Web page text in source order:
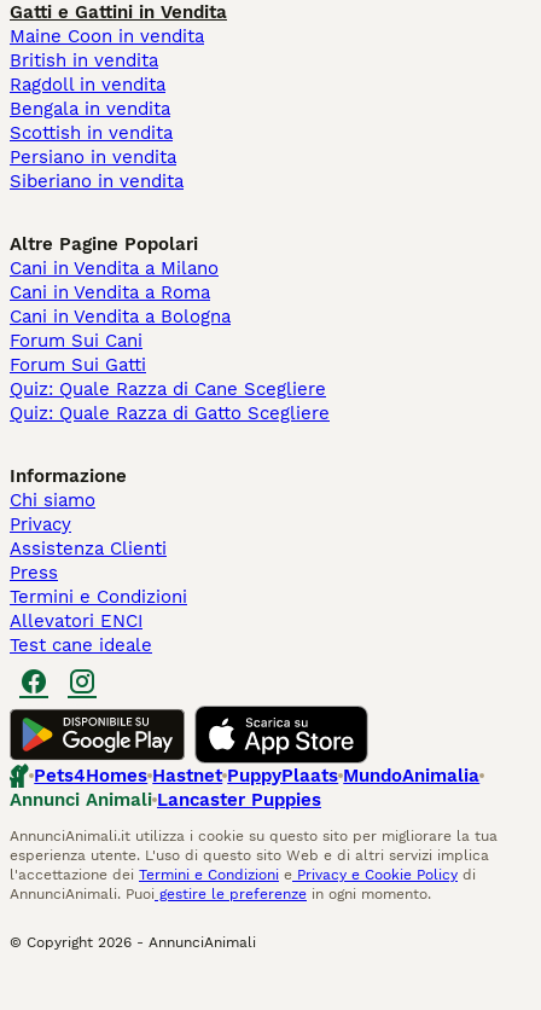
Gatti e Gattini in Vendita
Maine Coon in vendita
British in vendita
Ragdoll in vendita
Bengala in vendita
Scottish in vendita
Persiano in vendita
Siberiano in vendita
Altre Pagine Popolari
Cani in Vendita a Milano
Cani in Vendita a Roma
Cani in Vendita a Bologna
Forum Sui Cani
Forum Sui Gatti
Quiz: Quale Razza di Cane Scegliere
Quiz: Quale Razza di Gatto Scegliere
Informazione
Chi siamo
Privacy
Assistenza Clienti
Press
Termini e Condizioni
Allevatori ENCI
Test cane ideale
Pets4Homes Hastnet PuppyPlaats MundoAnimalia
Annunci Animali Lancaster Puppies
AnnunciAnimali.it utilizza i cookie su questo sito per migliorare la tua
esperienza utente. L'uso di questo sito Web e di altri servizi implica
l'accettazione dei Termini e Condizioni e Privacy e Cookie Policy di
AnnunciAnimali. Puoi gestire le preferenze in ogni momento.
© Copyright 2026 - AnnunciAnimali